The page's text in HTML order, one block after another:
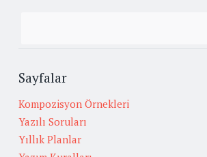
Sayfalar
Kompozisyon Örnekleri
Yazılı Soruları
Yıllık Planlar